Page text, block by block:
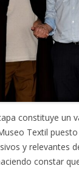
constituye un
Textil
y relevantes
constar